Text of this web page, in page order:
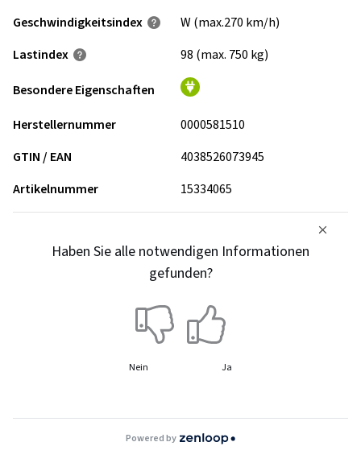
Geschwindigkeits­index
W (max.270 km/h)
Lastindex
98 (max. 750 kg)
Besondere Eigenschaften
Herstellernummer
0000581510
GTIN / EAN
4038526073945
Artikelnummer
15334065
Haben Sie alle notwendigen Informationen
gefunden?
Nein Ja
Powered by